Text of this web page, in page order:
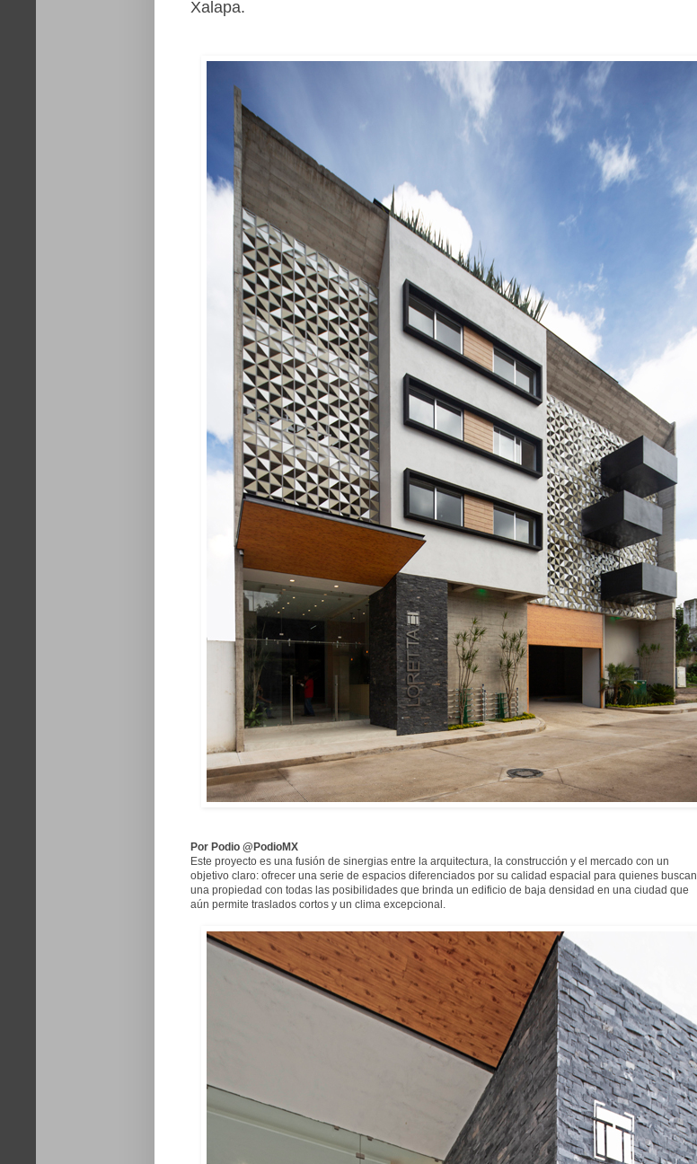
Xalapa.
Por Podio @PodioMX
Este proyecto es una fusión de sinergias entre la arquitectura, la construcción y el mercado con un
objetivo claro: ofrecer una serie de espacios diferenciados por su calidad espacial para quienes buscan
una propiedad con todas las posibilidades que brinda un edificio de baja densidad en una ciudad que
aún permite traslados cortos y un clima excepcional.